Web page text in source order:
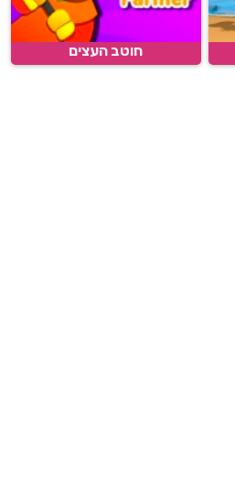
חוטב העצים